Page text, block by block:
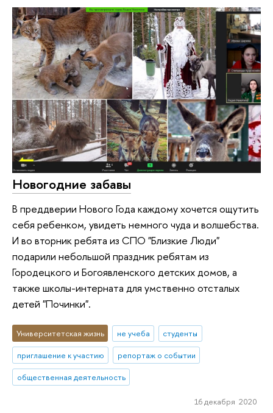
Новогодние забавы
В преддверии Нового Года каждому хочется ощутить
себя ребенком, увидеть немного чуда и волшебства.
И во вторник ребята из СПО "Близкие Люди"
подарили небольшой праздник ребятам из
Городецкого и Богоявленского детских домов, а
также школы-интерната для умственно отсталых
детей "Починки".
Университетская жизнь не учеба
студенты
приглашение к участию
репортаж о событии
общественная деятельность
16 декабря 2020